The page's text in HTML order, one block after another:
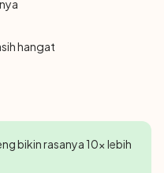
hangat
bikin rasanya 10x lebih